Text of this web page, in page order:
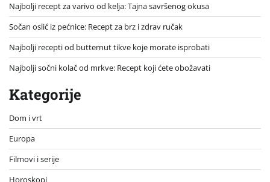
Najbolji recept za varivo od kelja: Tajna savršenog okusa
Sočan oslić iz pećnice: Recept za brz i zdrav ručak
Najbolji recepti od butternut tikve koje morate isprobati
Najbolji sočni kolač od mrkve: Recept koji ćete obožavati
Kategorije
Dom i vrt
Europa
Filmovi i serije